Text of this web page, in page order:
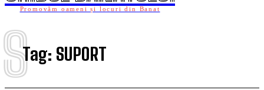
Promovăm oameni și locuri din Banat
Tag: SUPORT
S